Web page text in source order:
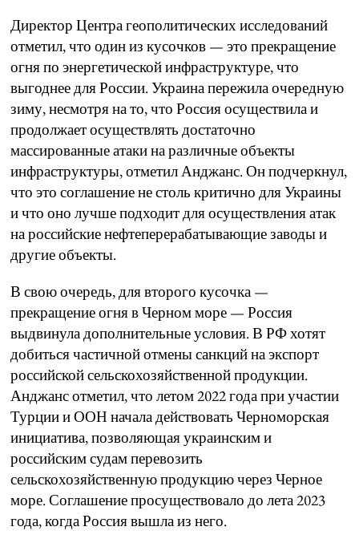
Директор Центра геополитических исследований
отметил, что один из кусочков — это прекращение
огня по энергетической инфраструктуре, что
выгоднее для России. Украина пережила очередную
зиму, несмотря на то, что Россия осуществила и
продолжает осуществлять достаточно
массированные атаки на различные объекты
инфраструктуры, отметил Анджанс. Он подчеркнул,
что это соглашение не столь критично для Украины
и что оно лучше подходит для осуществления атак
на российские нефтеперерабатывающие заводы и
другие объекты.
В свою очередь, для второго кусочка —
прекращение огня в Черном море — Россия
выдвинула дополнительные условия. В РФ хотят
добиться частичной отмены санкций на экспорт
российской сельскохозяйственной продукции.
Анджанс отметил, что летом 2022 года при участии
Турции и ООН начала действовать Черноморская
инициатива, позволяющая украинским и
российским судам перевозить
сельскохозяйственную продукцию через Черное
море. Соглашение просуществовало до лета 2023
года, когда Россия вышла из него.